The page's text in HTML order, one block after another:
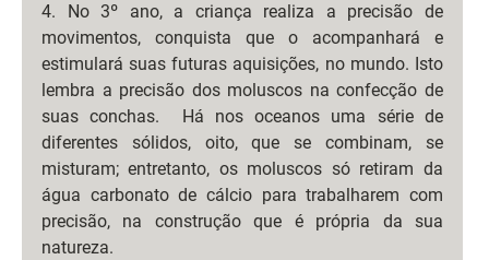
4. No 3º ano, a criança realiza a precisão de
movimentos, conquista que o acompanhará e
estimulará suas futuras aquisições, no mundo. Isto
lembra a precisão dos moluscos na confecção de
suas conchas.  Há nos oceanos uma série de
diferentes sólidos, oito, que se combinam, se
misturam; entretanto, os moluscos só retiram da
água carbonato de cálcio para trabalharem com
precisão, na construção que é própria da sua
natureza.